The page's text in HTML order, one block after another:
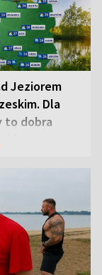
Jeziorem
Dla
to dobra